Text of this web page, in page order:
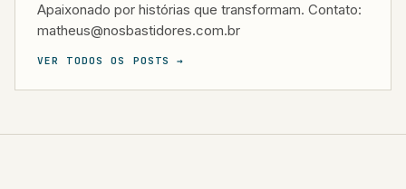
Apaixonado por histórias que transformam. Contato:
matheus@nosbastidores.com.br
VER TODOS OS POSTS →